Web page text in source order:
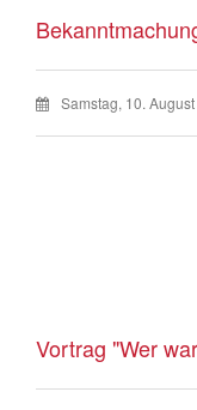
Samstag, 10.
Vortrag "Wer